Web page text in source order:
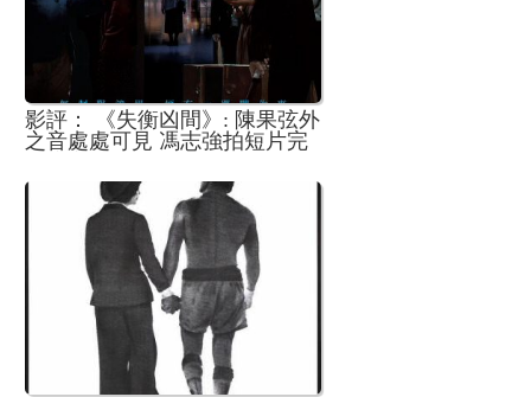
影評： 《失衡凶間》: 陳果弦外
之音處處可見 馮志強拍短片完